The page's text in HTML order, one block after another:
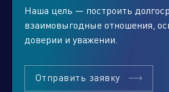
Наша цель — построить
взаимовыгодные отношения,
доверии и уважении.
Отправить заявку